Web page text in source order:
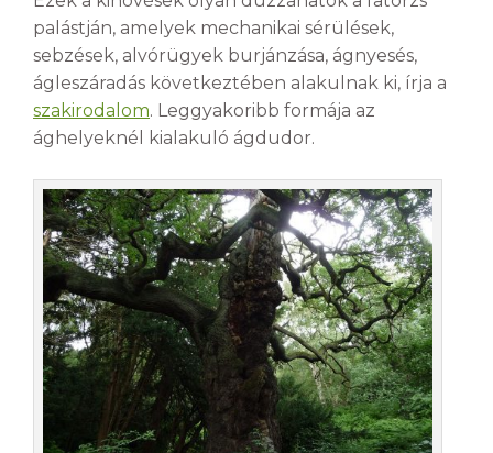
palástján, amelyek mechanikai sérülések,
sebzések, alvórügyek burjánzása, ágnyesés,
ágleszáradás következtében alakulnak ki, írja a
szakirodalom. Leggyakoribb formája az
ághelyeknél kialakuló ágdudor.